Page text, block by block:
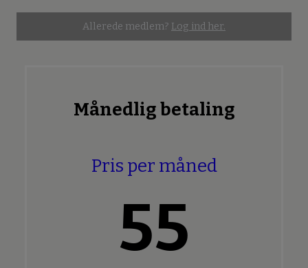
Allerede medlem? Log ind her.
Månedlig betaling
Pris per måned
55